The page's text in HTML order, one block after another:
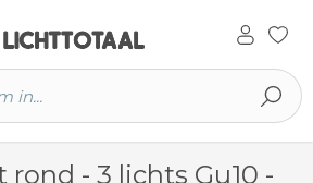
- 3 lichts Gu10 -